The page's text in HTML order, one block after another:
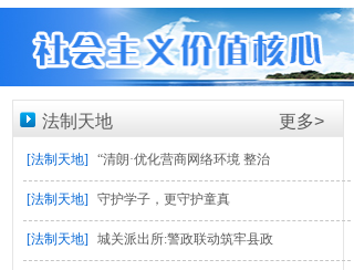
更多>
法制天地
[法制天地] “清朗·优化营商网络环境 整治
[法制天地] 守护学子，更守护童真
[法制天地] 城关派出所:警政联动筑牢县政